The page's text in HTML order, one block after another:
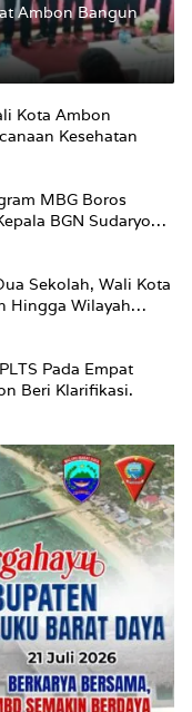
Ambon Bangun
Kota Ambon
Kesehatan
MBG Boros
BGN Sudaryono
Sekolah, Wali Kota
Hingga Wilayah
Pada Empat
Beri Klarifikasi.